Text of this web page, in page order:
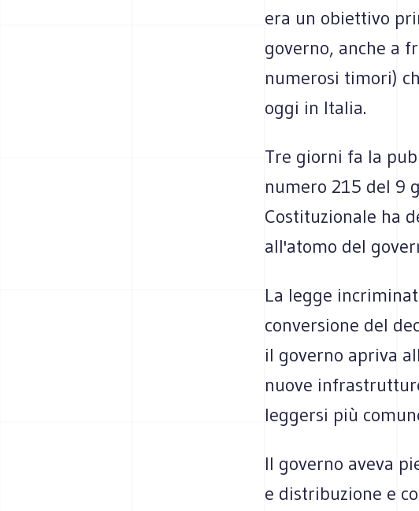
era un obiettivo
governo, anche a
numerosi timori)
oggi in Italia.
Tre giorni fa la
numero 215 del 9
Costituzionale ha
all'atomo del
La legge
conversione del
il governo apriva
nuove
leggersi più
Il governo aveva
e distribuzione e